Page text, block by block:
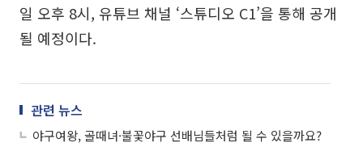
일 오후 8시, 유튜브 채널 ‘스튜디오 C1’을 통해 공개
될 예정이다.
관련 뉴스
야구여왕, 골때녀·불꽃야구 선배님들처럼 될 수 있을까요?